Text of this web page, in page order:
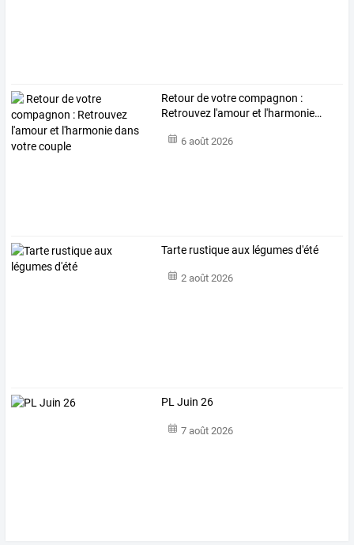
Retourdevotrecompagnon :
Retrouvez l'amouret l'harmonie…
6 août 2026
Tarte rustique aux légumes d'été
2 août 2026
PL Juin 26
7 août 2026